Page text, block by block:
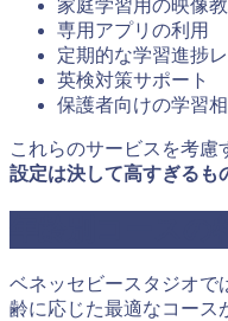
家庭学習用の映像
専用アプリの利用
定期的な学習進捗
英検対策サポート
保護者向けの学習
これらのサービスを考慮
設定は決して高すぎるも
ベネッセビースタジオで
齢に応じた最適なコース